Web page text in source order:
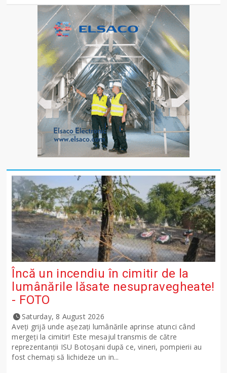
Încă un incendiu în cimitir de la
lumânările lăsate nesupravegheate!
- FOTO
Saturday, 8 August 2026
Aveți grijă unde așezați lumânările aprinse atunci când
mergeți la cimitir! Este mesajul transmis de către
reprezentanții ISU Botoșani după ce, vineri, pompierii au
fost chemați să lichideze un in...